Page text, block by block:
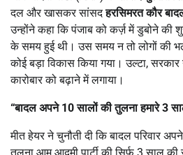
दल और खासकर सांसदहरसिमरत कौर
उन्होंने कहा कि पंजाब को कर्ज़ में डुबोने
के समय हुई थी। उस समय न तो लोगों की
कोई बड़ा विकास किया गया। उल्टा,
कारोबार को बढ़ाने में लगाया।
“बादल अपने 10सालों की तुलना हमारे3
मीत हेयर ने चुनौती दी कि बादल परिवार